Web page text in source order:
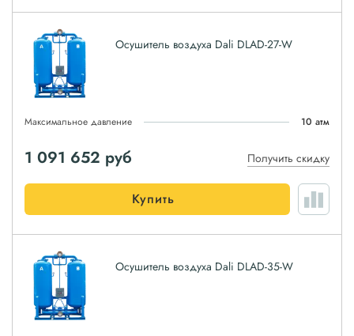
Осушитель воздуха Dali DLAD-27-W
Максимальное давление 10 атм
1 091 652 руб Получить скидку
Купить
Осушитель воздуха Dali DLAD-35-W